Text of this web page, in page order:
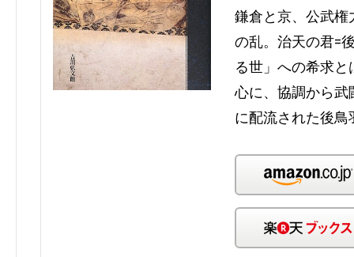
鎌倉と京、公武権
の乱。治天の君=
る世」への希求
心に、協調から武
に配流された後